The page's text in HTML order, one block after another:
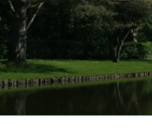
Aller
au
contenu
principal